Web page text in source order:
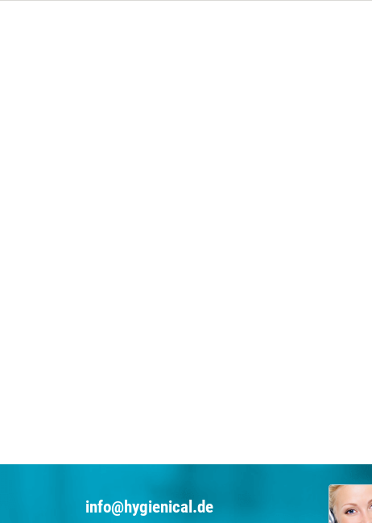
info@hygienical.de